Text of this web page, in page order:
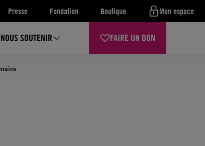
Presse Fondation Boutique Mon espace
NOUS SOUTENIR FAIRE UN DON